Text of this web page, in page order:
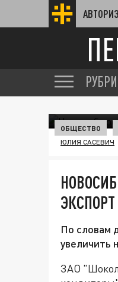
ОБЩЕСТВО
ЮЛИЯ САСЕВИЧ
По словам
увеличить
ЗАО